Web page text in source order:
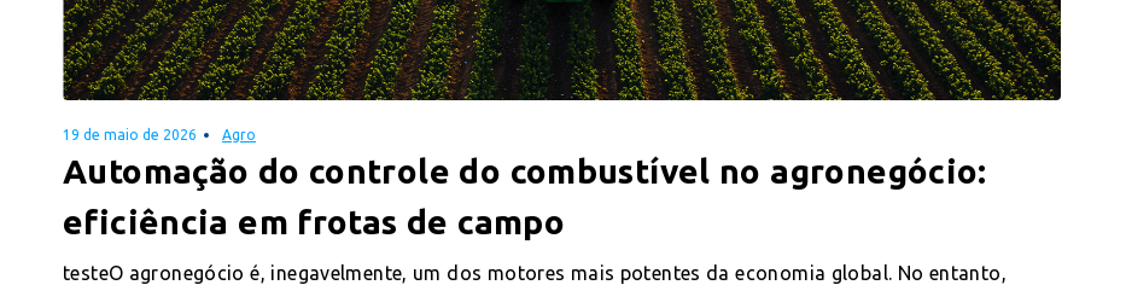
19 de maio de 2026 Agro
Automação do controle do combustível no agronegócio:
eficiência em frotas de campo
testeO agronegócio é, inegavelmente, um dos motores mais potentes da economia global. No entanto,